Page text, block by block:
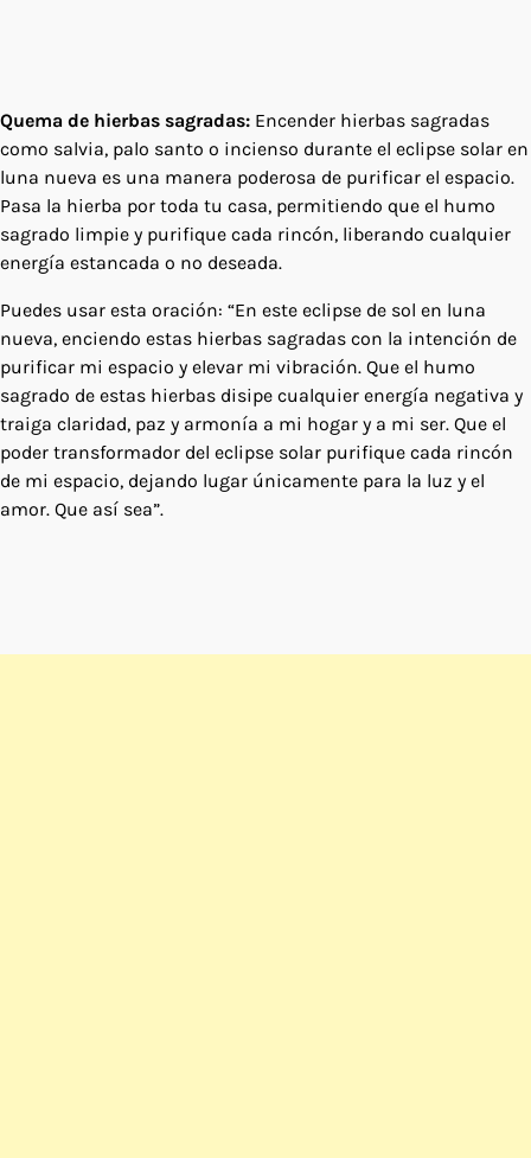
Quema de hierbas sagradas: Encender hierbas sagradas
como salvia, palo santo o incienso durante el eclipse solar en
luna nueva es una manera poderosa de purificar el espacio.
Pasa la hierba por toda tu casa, permitiendo que el humo
sagrado limpie y purifique cada rincón, liberando cualquier
energía estancada o no deseada.
Puedes usar esta oración: “En este eclipse de sol en luna
nueva, enciendo estas hierbas sagradas con la intención de
purificar mi espacio y elevar mi vibración. Que el humo
sagrado de estas hierbas disipe cualquier energía negativa y
traiga claridad, paz y armonía a mi hogar y a mi ser. Que el
poder transformador del eclipse solar purifique cada rincón
de mi espacio, dejando lugar únicamente para la luz y el
amor. Que así sea”.